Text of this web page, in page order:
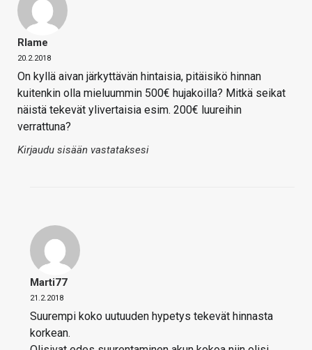
Rlame
20.2.2018
On kyllä aivan järkyttävän hintaisia, pitäisikö hinnan
kuitenkin olla mieluummin 500€ hujakoilla? Mitkä seikat
näistä tekevät ylivertaisia esim. 200€ luureihin
verrattuna?
Kirjaudu sisään vastataksesi
Marti77
21.2.2018
Suurempi koko uutuuden hypetys tekevät hinnasta
korkean.